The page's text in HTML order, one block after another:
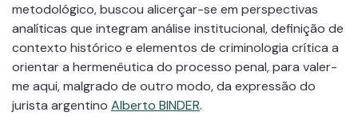
metodológico, buscou alicerçar-se em perspectivas
analíticas que integram análise institucional, definição de
contexto histórico e elementos de criminologia crítica a
orientar a hermenêutica do processo penal, para valer-
me aqui, malgrado de outro modo, da expressão do
jurista argentino Alberto BINDER.